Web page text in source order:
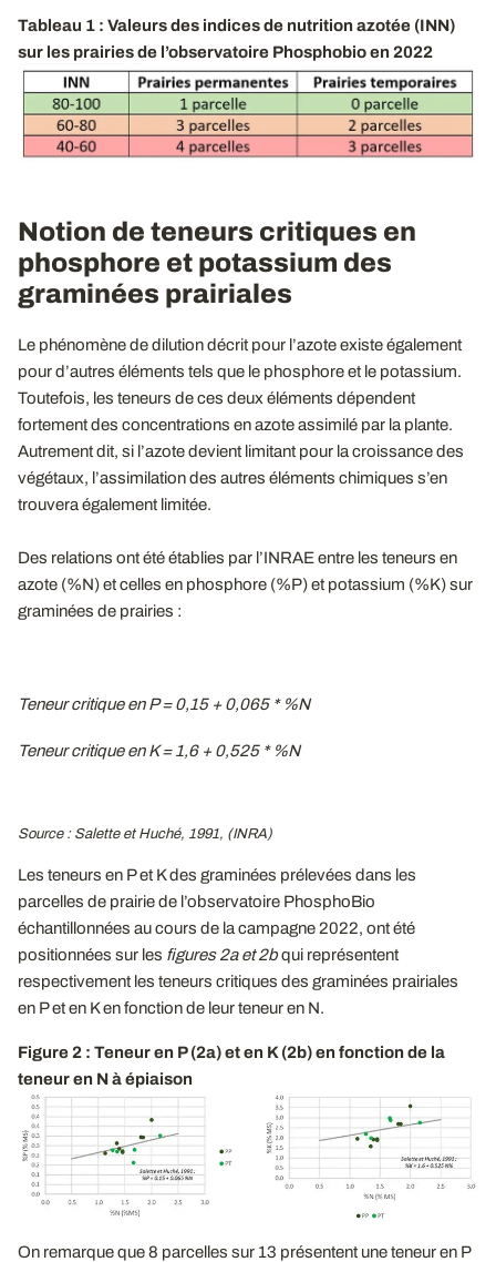
Tableau 1 : Valeurs des indices de nutrition azotée (INN)
sur les prairies de l’observatoire Phosphobio en 2022
Notion de teneurs critiques en
phosphore et potassium des
graminées prairiales
Le phénomène de dilution décrit pour l’azote existe également
pour d’autres éléments tels que le phosphore et le potassium.
Toutefois, les teneurs de ces deux éléments dépendent
fortement des concentrations en azote assimilé par la plante.
Autrement dit, si l’azote devient limitant pour la croissance des
végétaux, l’assimilation des autres éléments chimiques s’en
trouvera également limitée.
Des relations ont été établies par l’INRAE entre les teneurs en
azote (%N) et celles en phosphore (%P) et potassium (%K) sur
graminées de prairies :
Teneur critique en P = 0,15 + 0,065 * %N
Teneur critique en K = 1,6 + 0,525 * %N
Source : Salette et Huché, 1991, (INRA)
Les teneurs en P et K des graminées prélevées dans les
parcelles de prairie de l’observatoire PhosphoBio
échantillonnées au cours de la campagne 2022, ont été
positionnées sur les figures 2a et 2bqui représentent
respectivement les teneurs critiques des graminées prairiales
en P et en K en fonction de leur teneur en N.
Figure 2 : Teneur en P (2a) et en K (2b) en fonction de la
teneur en N à épiaison
On remarque que 8 parcelles sur 13 présentent une teneur en P